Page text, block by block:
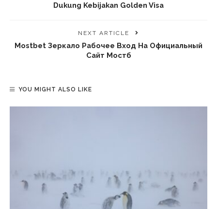
Dukung Kebijakan Golden Visa
NEXT ARTICLE
Mostbet Зеркало Рабочее Вход На Официальный
Сайт Мостб
YOU MIGHT ALSO LIKE